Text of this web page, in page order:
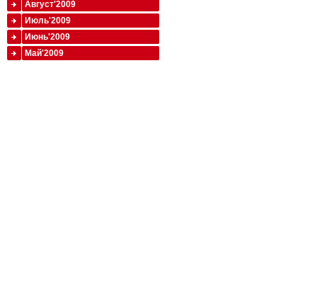
Август'2009
Июль'2009
Июнь'2009
Май'2009